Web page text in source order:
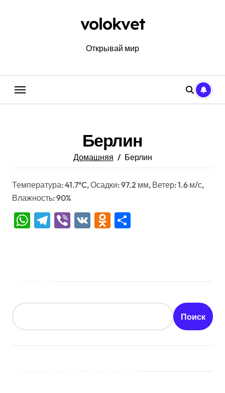
volokvet
Открывай мир
Берлин
Домашняя Берлин
Температура: 41.7°C, Осадки: 97.2 мм, Ветер: 1.6 м/с,
Влажность: 90%
WhatsApp
Telegram
Viber
VK Odnoklassniki
Поиск